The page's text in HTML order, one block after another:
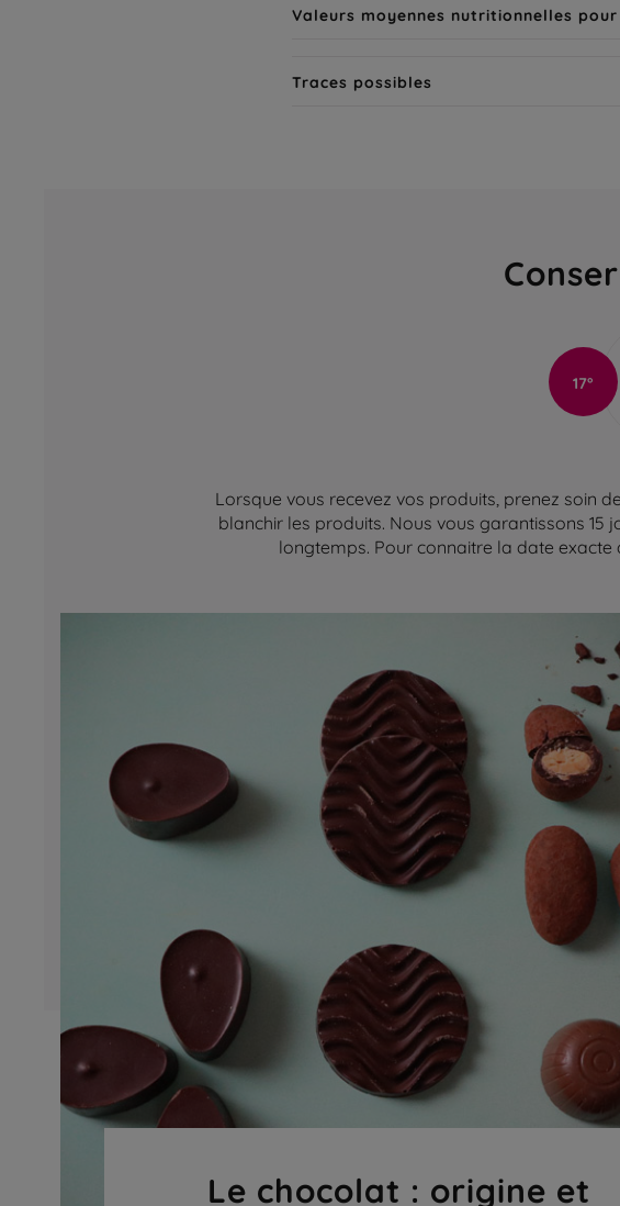
Valeurs moyennes nutritionnelles pour
Traces possibles
17°
Lorsque vous recevez vos produits, prenez soin
blanchir les produits. Nous vous garantissons
longtemps. Pour connaitre la date
Le chocolat : origine et